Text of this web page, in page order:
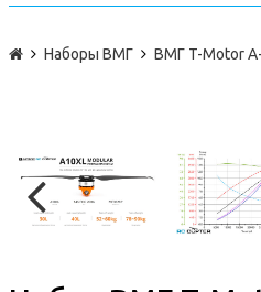
Наборы ВМГ ВМГ T-Motor